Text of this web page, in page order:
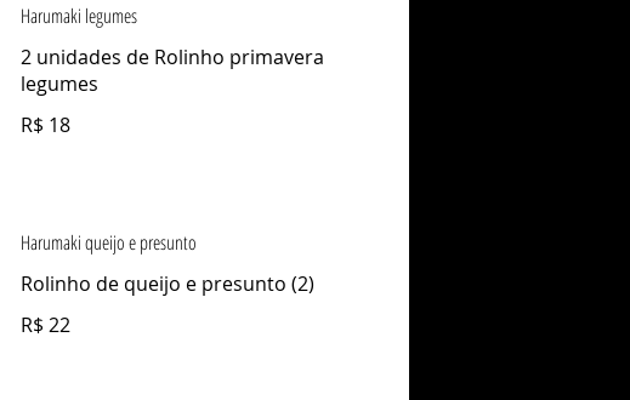
Harumaki legumes
2 unidades de Rolinho primavera
legumes
R$ 18
Harumaki queijo e presunto
Rolinho de queijo e presunto (2)
R$ 22